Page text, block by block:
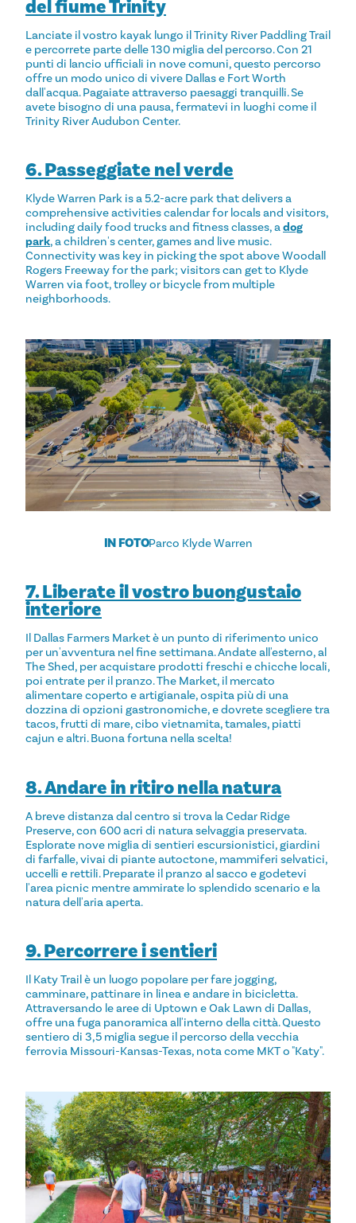
del fiume Trinity
Lanciate il vostro kayak lungo il Trinity River Paddling Trail
e percorrete parte delle 130 miglia del percorso. Con 21
punti di lancio ufficiali in nove comuni, questo percorso
offre un modo unico di vivere Dallas e Fort Worth
dall'acqua. Pagaiate attraverso paesaggi tranquilli. Se
avete bisogno di una pausa, fermatevi in luoghi come il
Trinity River Audubon Center.
6. Passeggiate nel verde
Klyde Warren Park is a 5.2-acre park that delivers a
comprehensive activities calendar for locals and visitors,
including daily food trucks and fitness classes, adog
park, a children's center, games and live music.
Connectivity was key in picking the spot above Woodall
Rogers Freeway for the park; visitors can get to Klyde
Warren via foot, trolley or bicycle from multiple
neighborhoods.
IN FOTOParco Klyde Warren
7. Liberate il vostro buongustaio
interiore
Il Dallas Farmers Market è un punto di riferimento unico
per un'avventura nel fine settimana. Andate all'esterno, al
The Shed, per acquistare prodotti freschi e chicche locali,
poi entrate per il pranzo. The Market, il mercato
alimentare coperto e artigianale, ospita più di una
dozzina di opzioni gastronomiche, e dovrete scegliere tra
tacos, frutti di mare, cibo vietnamita, tamales, piatti
cajun e altri. Buona fortuna nella scelta!
8. Andare in ritiro nella natura
A breve distanza dal centro si trova la Cedar Ridge
Preserve, con 600 acri di natura selvaggia preservata.
Esplorate nove miglia di sentieri escursionistici, giardini
di farfalle, vivai di piante autoctone, mammiferi selvatici,
uccelli e rettili. Preparate il pranzo al sacco e godetevi
l'area picnic mentre ammirate lo splendido scenario e la
natura dell'aria aperta.
9. Percorrere i sentieri
Il Katy Trail è un luogo popolare per fare jogging,
camminare, pattinare in linea e andare in bicicletta.
Attraversando le aree di Uptown e Oak Lawn di Dallas,
offre una fuga panoramica all'interno della città. Questo
sentiero di 3,5 miglia segue il percorso della vecchia
ferrovia Missouri-Kansas-Texas, nota come MKT o "Katy".